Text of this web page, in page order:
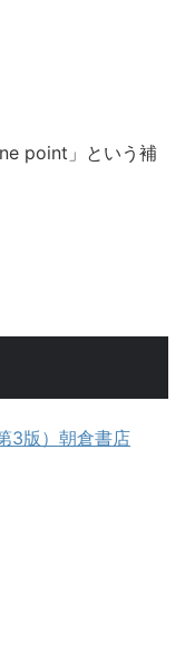
point」という補
3版）朝倉書店